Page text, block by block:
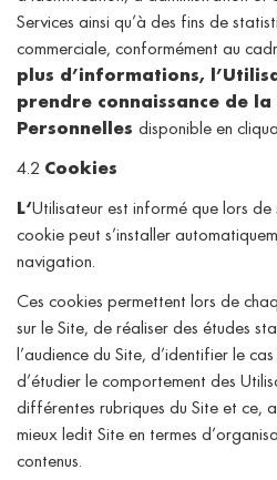
Services ainsi qu’à des fins de
commerciale, conformément au
plus d’informations,
prendre connaissance de la
Personnelles disponible en
4.2 Cookies
L‘Utilisateur est informé que lors de
cookie peut s’installer
navigation.
Ces cookies permettent lors de
sur le Site, de réaliser des études
l’audience du Site, d’identifier le
d’étudier le comportement des
différentes rubriques du Site et ce,
mieux ledit Site en termes
contenus.